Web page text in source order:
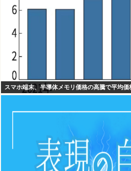
スマホ端末、半導体メモリ価格の高騰で平均